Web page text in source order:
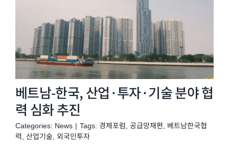
베트남-한국, 산업·투자·기술 분야 협
력 심화 추진
Categories: News | Tags: 경제포럼 공급망재편
베트남한국협
력
산업기술 외국인투자